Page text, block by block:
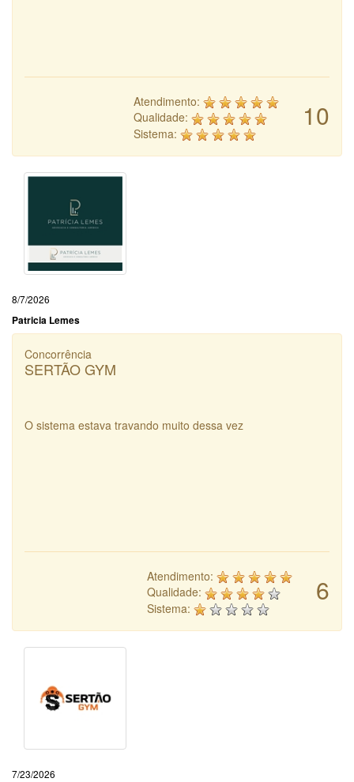
10
Atendimento:
Qualidade:
Sistema:
8/7/2026
Patricia Lemes
Concorrência
SERTÃO GYM
O sistema estava travando muito dessa vez
6
Atendimento:
Qualidade:
Sistema:
7/23/2026